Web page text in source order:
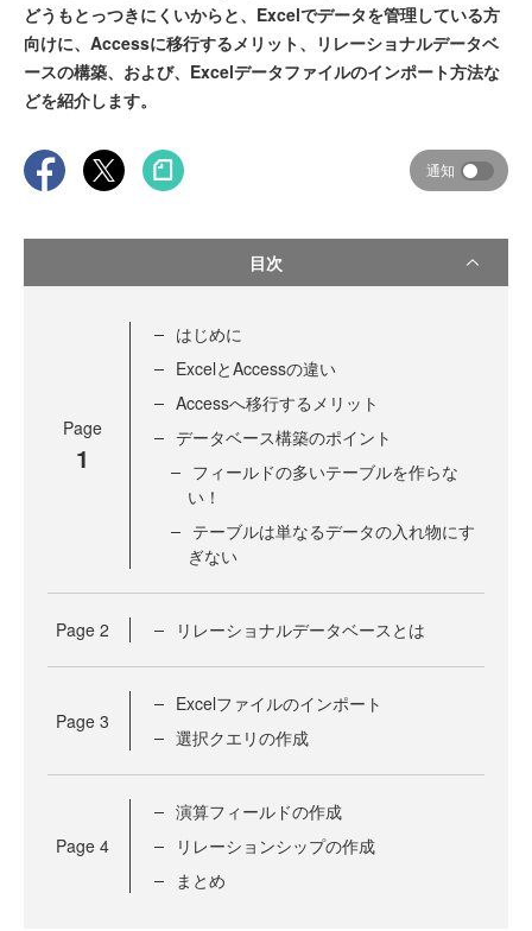
どうもとっつきにくいからと、Excelでデータを管理している方
向けに、Accessに移行するメリット、リレーショナルデータベ
ースの構築、および、Excelデータファイルのインポート方法な
どを紹介します。
通知
目次
Page
1
はじめに
ExcelとAccessの違い
Accessへ移行するメリット
データベース構築のポイント
フィールドの多いテーブルを作らな
い！
テーブルは単なるデータの入れ物にす
ぎない
Page 2 リレーショナルデータベースとは
Page 3
Excelファイルのインポート
選択クエリの作成
Page 4
演算フィールドの作成
リレーションシップの作成
まとめ